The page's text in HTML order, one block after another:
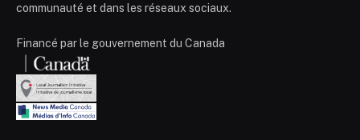
communauté et dans les réseaux sociaux.
Financé par le gouvernement du Canada